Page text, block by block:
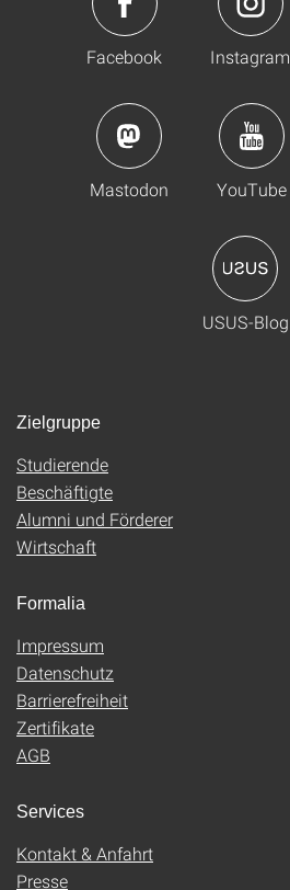
Facebook Instagram
Mastodon YouTube
USUS-Blog
Zielgruppe
Studierende
Beschäftigte
Alumni und Förderer
Wirtschaft
Formalia
Impressum
Datenschutz
Barrierefreiheit
Zertifikate
AGB
Services
Kontakt & Anfahrt
Presse